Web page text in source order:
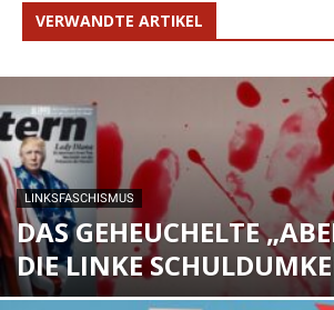
VERWANDTE ARTIKEL
LINKSFASCHISMUS
DAS GEHEUCHELTE
DIE LINKE